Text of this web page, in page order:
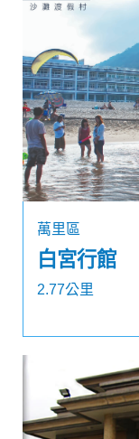
萬里區
白宮行館
2.77公里